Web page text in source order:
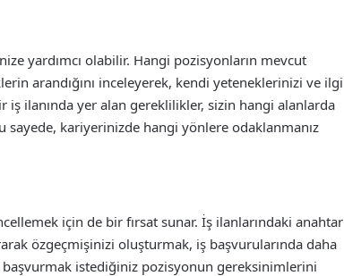
yardımcı olabilir. Hangi pozisyonların mevcut
arandığını inceleyerek, kendi yeteneklerinizi ve ilgi
iş ilanında yer alan gereklilikler, sizin hangi alanlarda
kariyerinizde hangi yönlere odaklanmanız
için de bir fırsat sunar. İş ilanlarındaki anahtar
özgeçmişinizi oluşturmak, iş başvurularında daha
başvurmak istediğiniz pozisyonun gereksinimlerini